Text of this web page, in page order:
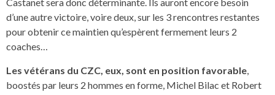
d’une autre victoire, voire deux, sur les 3 rencontres restantes
pour obtenir ce maintien qu’espèrent fermement leurs 2
coaches…
Les vétérans du CZC, eux, sont en position favorable
boostés par leurs 2 hommes en forme, Michel Bilac et Robert